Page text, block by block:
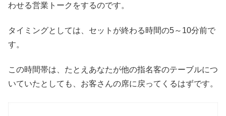
わせる営業トークをするのです。
タイミングとしては、セットが終わる時間の5～10分前で
す。
この時間帯は、たとえあなたが他の指名客のテーブルにつ
いていたとしても、お客さんの席に戻ってくるはずです。